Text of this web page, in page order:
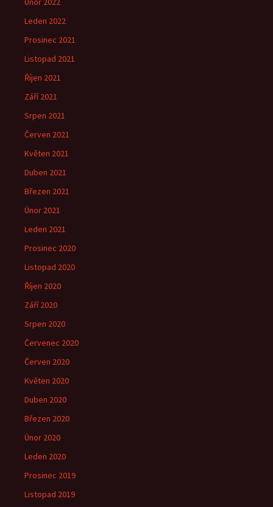
Leden 2022
Prosinec 2021
Listopad 2021
Říjen 2021
Září 2021
Srpen 2021
Červen 2021
Květen 2021
Duben 2021
Březen 2021
Únor 2021
Leden 2021
Prosinec 2020
Listopad 2020
Říjen 2020
Září 2020
Srpen 2020
Červenec 2020
Červen 2020
Květen 2020
Duben 2020
Březen 2020
Únor 2020
Leden 2020
Prosinec 2019
Listopad 2019